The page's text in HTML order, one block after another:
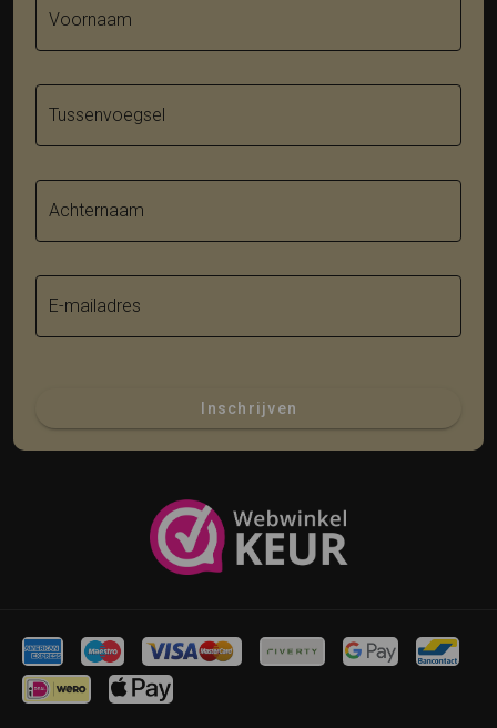
Voornaam
Tussenvoegsel
Achternaam
E-mailadres
Inschrijven